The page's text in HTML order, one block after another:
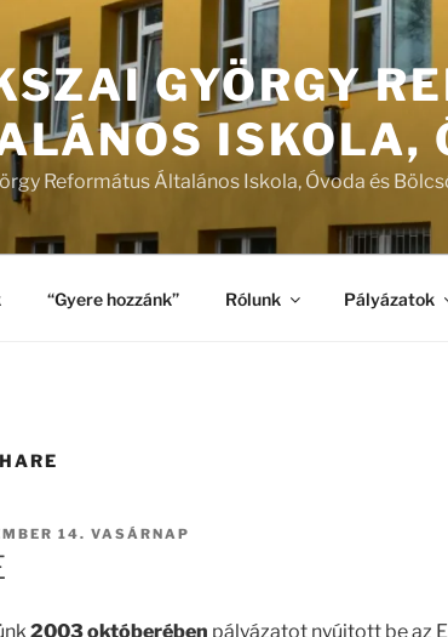
GYÖRGY
ISKOLA,
Református Általános Iskola, Óvoda és
“Gyere hozzánk” Rólunk Pályázatok
14. VASÁRNAP
2003 októberében pályázatot nyújtott be az